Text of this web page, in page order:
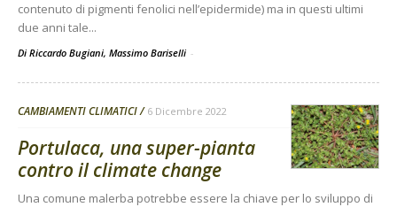
contenuto di pigmenti fenolici nell’epidermide) ma in questi ultimi
due anni tale...
Di Riccardo Bugiani, Massimo Bariselli -
CAMBIAMENTI CLIMATICI 6 Dicembre 2022
Portulaca, una super-pianta
contro il climate change
Una comune malerba potrebbe essere la chiave per lo sviluppo di